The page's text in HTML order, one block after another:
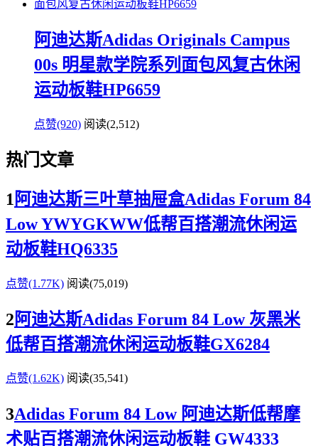
阿迪达斯Adidas Originals Campus
00s 明星款学院系列面包风复古休闲
运动板鞋HP6659
点赞(920) 阅读(2,512)
热门文章
1 阿迪达斯三叶草抽屉盒Adidas Forum 84
Low YWYGKWW低帮百搭潮流休闲运
动板鞋HQ6335
点赞(1.77K) 阅读(75,019)
2阿迪达斯Adidas Forum 84 Low 灰黑米
低帮百搭潮流休闲运动板鞋GX6284
点赞(1.62K) 阅读(35,541)
3Adidas Forum 84 Low 阿迪达斯低帮摩
术贴百搭潮流休闲运动板鞋 GW4333